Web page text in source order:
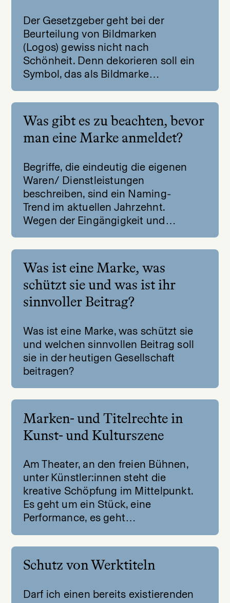
Der Gesetzgeber geht bei der
Beurteilung von Bildmarken
(Logos) gewiss nicht nach
Schönheit. Denn dekorieren soll ein
Symbol, das als Bildmarke…
Was gibt es zu beachten, bevor
man eine Marke anmeldet?
Begriffe, die eindeutig die eigenen
Waren/ Dienstleistungen
beschreiben, sind ein Naming-
Trend im aktuellen Jahrzehnt.
Wegen der Eingängigkeit und…
Was ist eine Marke, was
schützt sie und was ist ihr
sinnvoller Beitrag?
Was ist eine Marke, was schützt sie
und welchen sinnvollen Beitrag soll
sie in der heutigen Gesellschaft
beitragen?
Marken- und Titelrechte in
Kunst- und Kulturszene
Am Theater, an den freien Bühnen,
unter Künstler:innen steht die
kreative Schöpfung im Mittelpunkt.
Es geht um ein Stück, eine
Performance, es geht…
Schutz von Werktiteln
Darf ich einen bereits existierenden